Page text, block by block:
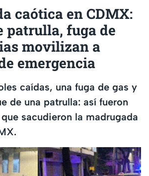
caótica en CDMX:
patrulla, fuga de
movilizan a
emergencia
caídas, una fuga de gas y
de una patrulla: así fueron
sacudieron la madrugada